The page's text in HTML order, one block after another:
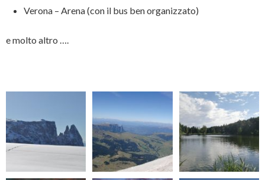
Verona – Arena (con il bus ben organizzato)
e molto altro ….